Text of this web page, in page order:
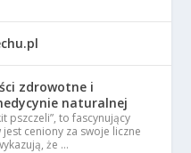
zdrowotne i
naturalnej
pszczeli”, to fascynujący
ceniony za swoje liczne
że …